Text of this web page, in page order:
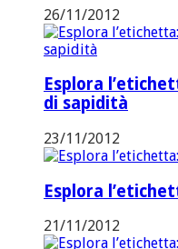
26/11/2012
Esplora
di sapidità
23/11/2012
Esplora
21/11/2012